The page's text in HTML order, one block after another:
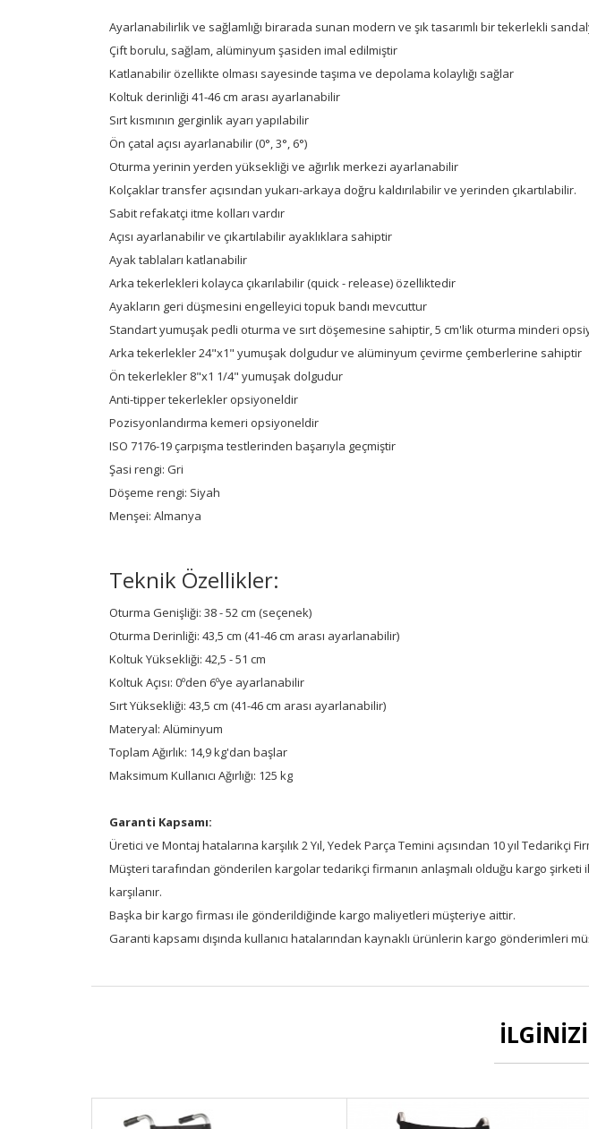
Ayarlanabilirlik ve sağlamlığı birarada sunan modern ve şık tasarımlı bir tekerlekli
Çift borulu, sağlam, alüminyum şasiden imal edilmiştir
Katlanabilir özellikte olması sayesinde taşıma ve depolama kolaylığı sağlar
Koltuk derinliği 41-46 cm arası ayarlanabilir
Sırt kısmının gerginlik ayarı yapılabilir
Ön çatal açısı ayarlanabilir (0°, 3°, 6°)
Oturma yerinin yerden yüksekliği ve ağırlık merkezi ayarlanabilir
Kolçaklar transfer açısından yukarı-arkaya doğru kaldırılabilir ve yerinden çıkartılabilir.
Sabit refakatçi itme kolları vardır
Açısı ayarlanabilir ve çıkartılabilir ayaklıklara sahiptir
Ayak tablaları katlanabilir
Arka tekerlekleri kolayca çıkarılabilir (quick - release) özelliktedir
Ayakların geri düşmesini engelleyici topuk bandı mevcuttur
Standart yumuşak pedli oturma ve sırt döşemesine sahiptir, 5 cm'lik oturma minderi
Arka tekerlekler 24"x1" yumuşak dolgudur ve alüminyum çevirme çemberlerine sahiptir
Ön tekerlekler 8"x1 1/4" yumuşak dolgudur
Anti-tipper tekerlekler opsiyoneldir
Pozisyonlandırma kemeri opsiyoneldir
ISO 7176-19 çarpışma testlerinden başarıyla geçmiştir
Şasi rengi: Gri
Döşeme rengi: Siyah
Menşei: Almanya
Teknik Özellikler:
Oturma Genişliği: 38 - 52 cm (seçenek)
Oturma Derinliği: 43,5 cm (41-46 cm arası ayarlanabilir)
Koltuk Yüksekliği: 42,5 - 51 cm
Koltuk Açısı: 0ºden 6ºye ayarlanabilir
Sırt Yüksekliği: 43,5 cm (41-46 cm arası ayarlanabilir)
Materyal: Alüminyum
Toplam Ağırlık: 14,9 kg'dan başlar
Maksimum Kullanıcı Ağırlığı: 125 kg
Garanti Kapsamı:
Üretici ve Montaj hatalarına karşılık 2 Yıl, Yedek Parça Temini açısından 10 yıl Tedarikçi
Müşteri tarafından gönderilen kargolar tedarikçi firmanın anlaşmalı olduğu kargo
karşılanır.
Başka bir kargo firması ile gönderildiğinde kargo maliyetleri müşteriye aittir.
Garanti kapsamı dışında kullanıcı hatalarından kaynaklı ürünlerin kargo gönderimleri